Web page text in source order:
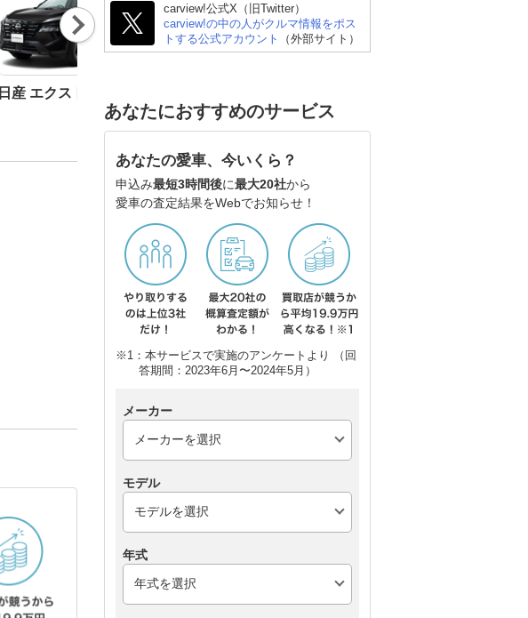
日産 エクストレイル
ー300
Nex
t
carview!公式X（旧Twitter）
carview!の中の人がクルマ情報をポス
トする公式アカウント
（外部サイト）
あなたにおすすめのサービス
あなたの愛車、今いくら？
申込み最短3時間後に最大20社から
愛車の査定結果をWebでお知らせ！
※1：本サービスで実施のアンケートより （回
答期間：2023年6月〜2024年5月）
メーカー
モデル
年式